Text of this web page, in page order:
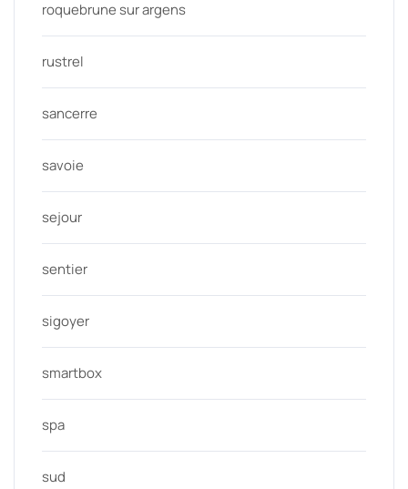
roquebrune sur argens
rustrel
sancerre
savoie
sejour
sentier
sigoyer
smartbox
spa
sud